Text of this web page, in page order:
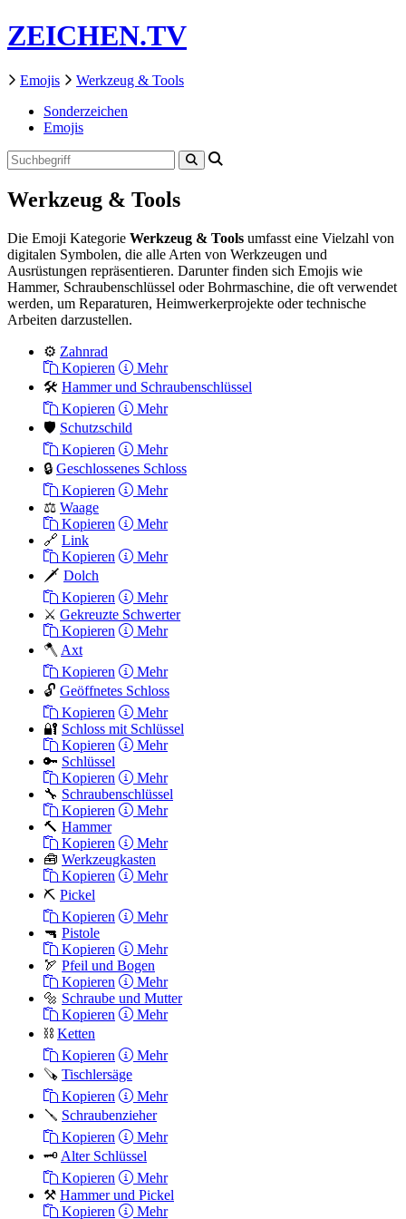
ZEICHEN.TV
Emojis
Werkzeug & Tools
Sonderzeichen
Emojis
Werkzeug & Tools
Die Emoji Kategorie Werkzeug & Tools umfasst eine Vielzahl von
digitalen Symbolen, die alle Arten von Werkzeugen und
Ausrüstungen repräsentieren. Darunter finden sich Emojis wie
Hammer, Schraubenschlüssel oder Bohrmaschine, die oft verwendet
werden, um Reparaturen, Heimwerkerprojekte oder technische
Arbeiten darzustellen.
⚙️ Zahnrad
Kopieren
Mehr
🛠️ Hammer und Schraubenschlüssel
Kopieren
Mehr
🛡️ Schutzschild
Kopieren
Mehr
🔒 Geschlossenes Schloss
Kopieren
Mehr
⚖️ Waage
Kopieren
Mehr
🔗 Link
Kopieren
Mehr
🗡️ Dolch
Kopieren
Mehr
⚔️ Gekreuzte Schwerter
Kopieren
Mehr
🪓 Axt
Kopieren
Mehr
🔓 Geöffnetes Schloss
Kopieren
Mehr
🔐 Schloss mit Schlüssel
Kopieren
Mehr
🔑 Schlüssel
Kopieren
Mehr
🔧 Schraubenschlüssel
Kopieren
Mehr
🔨 Hammer
Kopieren
Mehr
🧰 Werkzeugkasten
Kopieren
Mehr
⛏️ Pickel
Kopieren
Mehr
🔫 Pistole
Kopieren
Mehr
🏹 Pfeil und Bogen
Kopieren
Mehr
🔩 Schraube und Mutter
Kopieren
Mehr
⛓️ Ketten
Kopieren
Mehr
🪚 Tischlersäge
Kopieren
Mehr
🪛 Schraubenzieher
Kopieren
Mehr
🗝️ Alter Schlüssel
Kopieren
Mehr
⚒️ Hammer und Pickel
Kopieren
Mehr